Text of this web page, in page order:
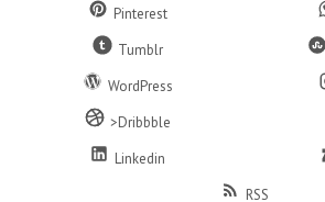
Pinterest
Tumblr
WordPress
>Dribbble
Linkedin
RSS